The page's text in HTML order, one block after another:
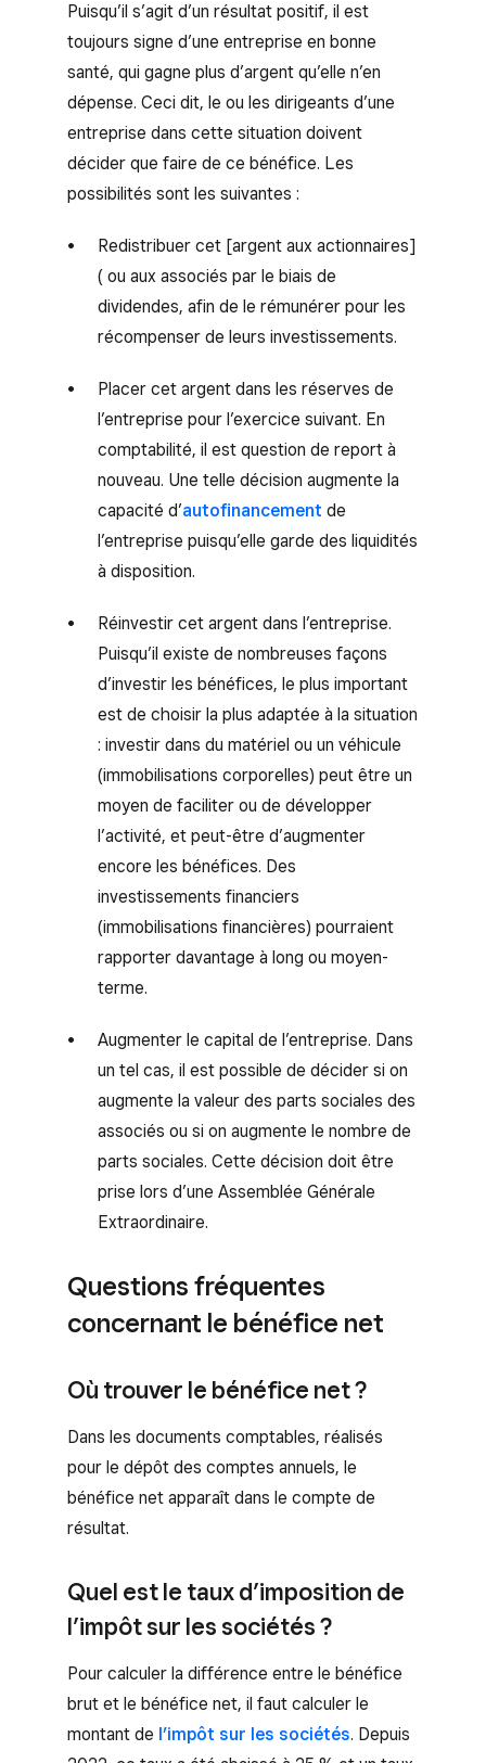
Puisqu’il s’agit d’un résultat positif, il est
toujours signe d’une entreprise en bonne
santé, qui gagne plus d’argent qu’elle n’en
dépense. Ceci dit, le ou les dirigeants d’une
entreprise dans cette situation doivent
décider que faire de ce bénéfice. Les
possibilités sont les suivantes :
Redistribuer cet [argent aux actionnaires]
( ou aux associés par le biais de
dividendes, afin de le rémunérer pour les
récompenser de leurs investissements.
Placer cet argent dans les réserves de
l’entreprise pour l’exercice suivant. En
comptabilité, il est question de report à
nouveau. Une telle décision augmente la
capacité d’autofinancement de
l’entreprise puisqu’elle garde des liquidités
à disposition.
Réinvestir cet argent dans l’entreprise.
Puisqu’il existe de nombreuses façons
d’investir les bénéfices, le plus important
est de choisir la plus adaptée à la situation
: investir dans du matériel ou un véhicule
(immobilisations corporelles) peut être un
moyen de faciliter ou de développer
l’activité, et peut-être d’augmenter
encore les bénéfices. Des
investissements financiers
(immobilisations financières) pourraient
rapporter davantage à long ou moyen-
terme.
Augmenter le capital de l’entreprise. Dans
un tel cas, il est possible de décider si on
augmente la valeur des parts sociales des
associés ou si on augmente le nombre de
parts sociales. Cette décision doit être
prise lors d’une Assemblée Générale
Extraordinaire.
Questions fréquentes
concernant le bénéfice net
Où trouver le bénéfice net ?
Dans les documents comptables, réalisés
pour le dépôt des comptes annuels, le
bénéfice net apparaît dans le compte de
résultat.
Quel est le taux d’imposition de
l’impôt sur les sociétés ?
Pour calculer la différence entre le bénéfice
brut et le bénéfice net, il faut calculer le
montant de l’impôt sur les sociétés. Depuis